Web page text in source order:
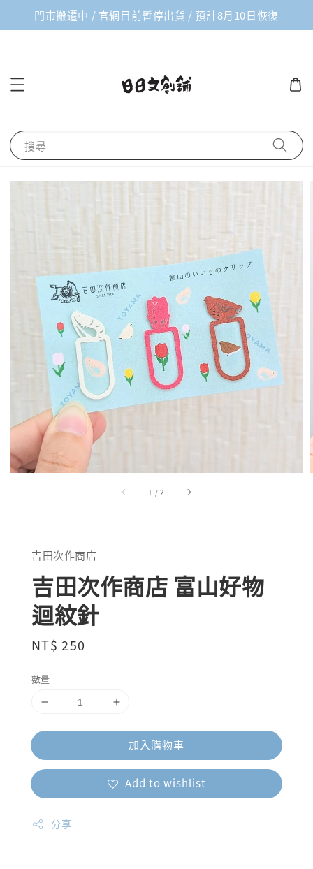
門市搬遷中 / 官網目前暫停出貨 / 預計8月10日恢復
搜尋
1 /2
吉田次作商店
吉田次作商店 富山好物
迴紋針
Regular
NT$ 250
數量
加入購物車
Add to wishlist
分享